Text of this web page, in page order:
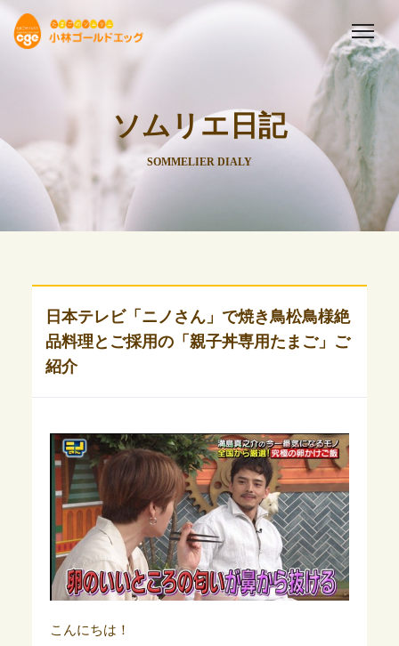
ソムリエ日記
SOMMELIER DIALY
日本テレビ「ニノさん」で焼き鳥松鳥様絶
品料理とご採用の「親子丼専用たまご」ご
紹介
こんにちは！